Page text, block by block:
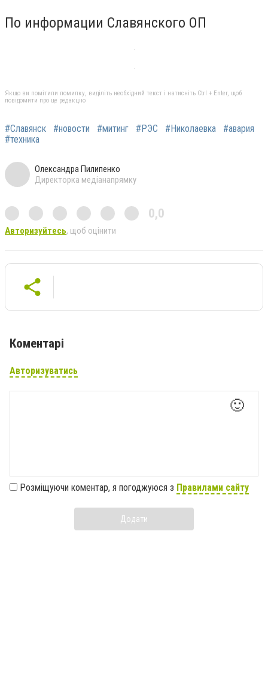
По информации Славянского ОП
Якщо ви помітили помилку, виділіть необхідний текст і натисніть Ctrl + Enter, щоб
повідомити про це редакцію
#Славянск #новости #митинг #РЭС #Николаевка
#авария
#техника
Олександра Пилипенко
Директорка медіанапрямку
0,0
Авторизуйтесь, щоб оцінити
Коментарі
Авторизуватись
🙂
Розміщуючи коментар, я погоджуюся з Правилами сайту
Додати